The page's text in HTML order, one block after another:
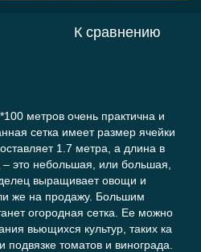
К сравнению
метров очень практична и
сетка имеет размер ячейки
1.7 метра, а длина в
это небольшая, или большая,
выращивает овощи и
же на продажу. Большим
огородная сетка. Ее можно
вьющихся культур, таких ка
томатов и винограда.